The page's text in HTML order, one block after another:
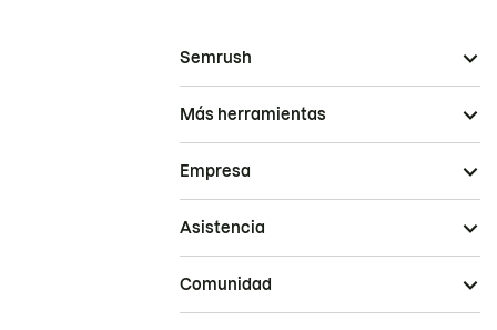
Semrush
Más herramientas
Empresa
Asistencia
Comunidad